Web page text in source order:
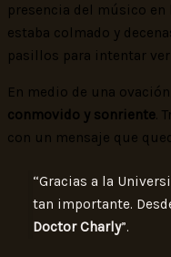
presencia del músico
estaba colmado y
pasillos para intentar
En medio de una
conmovido y sonriente.
con un mensaje que
“Gracias a la
tan importante.
Doctor Charly”.